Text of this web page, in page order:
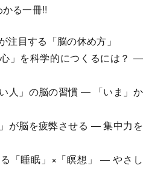
る一冊!!
注目する「脳の休め方」
心」を科学的につくるには？ ―
い人」の脳の習慣 ― 「いま」か
」が脳を疲弊させる ― 集中力を
「睡眠」×「瞑想」 ― やさし